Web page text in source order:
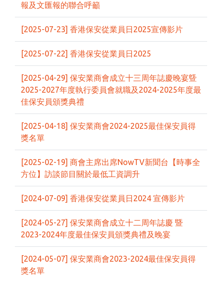
報及文匯報的聯合呼籲
[2025-07-23] 香港保安從業員日2025宣傳影片
[2025-07-22] 香港保安從業員日2025
[2025-04-29] 保安業商會成立十三周年誌慶晚宴曁
2025-2027年度執行委員會就職及2024-2025年度最
佳保安員頒獎典禮
[2025-04-18] 保安業商會2024-2025最佳保安員得
獎名單
[2025-02-19] 商會主席出席NowTV新聞台【時事全
方位】訪談節目關於最低工資調升
[2024-07-09] 香港保安從業員日2024 宣傳影片
[2024-05-27] 保安業商會成立十二周年誌慶 暨
2023-2024年度最佳保安員頒獎典禮及晚宴
[2024-05-07] 保安業商會2023-2024最佳保安員得
獎名單